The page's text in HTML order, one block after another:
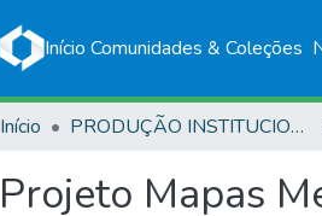
Início Comunidades & Coleções
Início PRODUÇÃO INSTITUCIONAL
Projeto Mapas